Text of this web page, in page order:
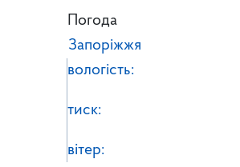
Погода
Запоріжжя
вологість:
тиск:
вітер: